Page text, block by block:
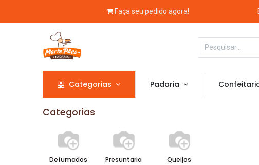
Faça seu pedido agora!
Categorias Padaria
Categorias
Defumados Presuntaria Queijos